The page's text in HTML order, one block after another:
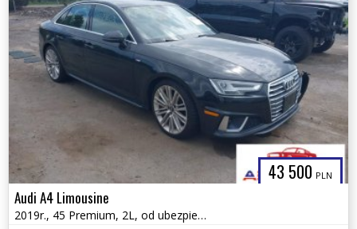
43 500 PLN
Audi A4 Limousine
2019r., 45 Premium, 2L, od ubezpieczalni